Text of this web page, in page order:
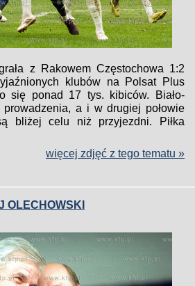
z Rakowem Częstochowa 1:2
klubów na Polsat Plus
się ponad 17 tys. kibiców. Biało-
a i w drugiej połowie
bliżej celu niż przyjezdni. Piłka
więcej zdjęć z tego tematu »
OLECHOWSKI